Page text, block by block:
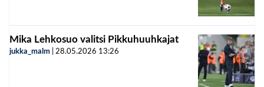
Mika Lehkosuo valitsi Pikkuhuuhkajat
jukka_malm 28.05.2026 13:26